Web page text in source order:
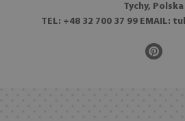
Tychy, Polska
TEL: +48 32 700 37 99 EMAIL: